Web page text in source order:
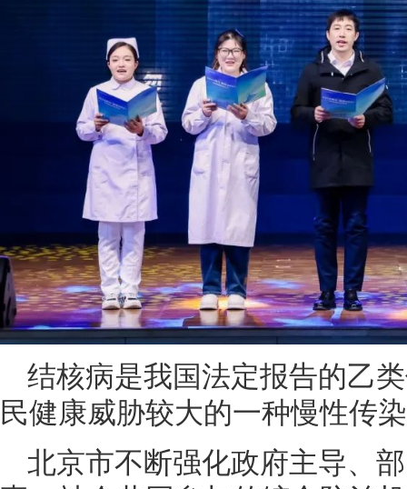
结核病是我国法定报告的乙
民健康威胁较大的一种慢性传
北京市不断强化政府主导、